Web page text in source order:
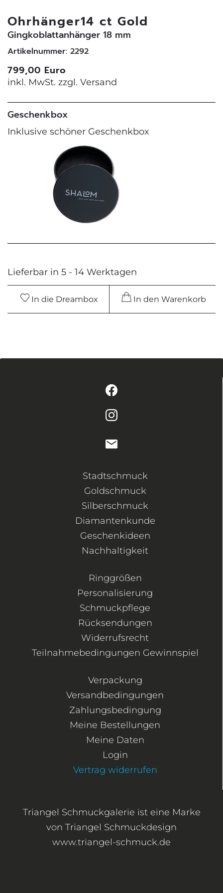
Ohrhänger14 ct Gold
Gingkoblattanhänger 18 mm
Artikelnummer: 2292
799,00 Euro
inkl. MwSt. zzgl. Versand
Geschenkbox
Inklusive schöner Geschenkbox
Lieferbar in 5 - 14 Werktagen
In die Dreambox In den Warenkorb
Stadtschmuck
Goldschmuck
Silberschmuck
Diamantenkunde
Geschenkideen
Nachhaltigkeit
Ringgrößen
Personalisierung
Schmuckpflege
Rücksendungen
Widerrufsrecht
Teilnahmebedingungen Gewinnspiel
Verpackung
Versandbedingungen
Zahlungsbedingung
Meine Bestellungen
Meine Daten
Login
Vertrag widerrufen
Triangel Schmuckgalerie ist eine Marke
von Triangel Schmuckdesign
www.triangel-schmuck.de